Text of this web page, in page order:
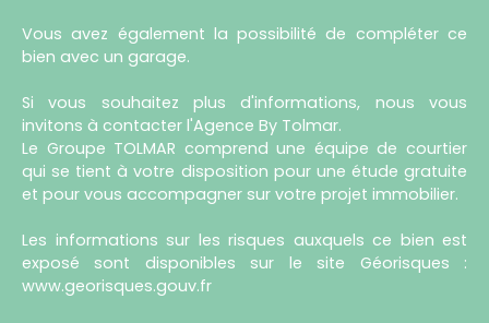
Vous avez également la possibilité de compléter ce
bien avec un garage.
Si vous souhaitez plus d'informations, nous vous
invitons à contacter l'Agence By Tolmar.
Le Groupe TOLMAR comprend une équipe de courtier
qui se tient à votre disposition pour une étude gratuite
et pour vous accompagner sur votre projet immobilier.
Les informations sur les risques auxquels ce bien est
exposé sont disponibles sur le site Géorisques :
www.georisques.gouv.fr